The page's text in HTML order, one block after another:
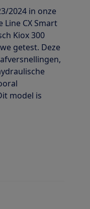
2024 in onze
CX Smart
Kiox 300
getest. Deze
model is
Motor, merk & type